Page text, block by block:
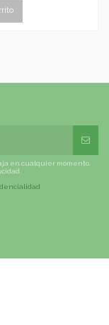
en cualquier momento.